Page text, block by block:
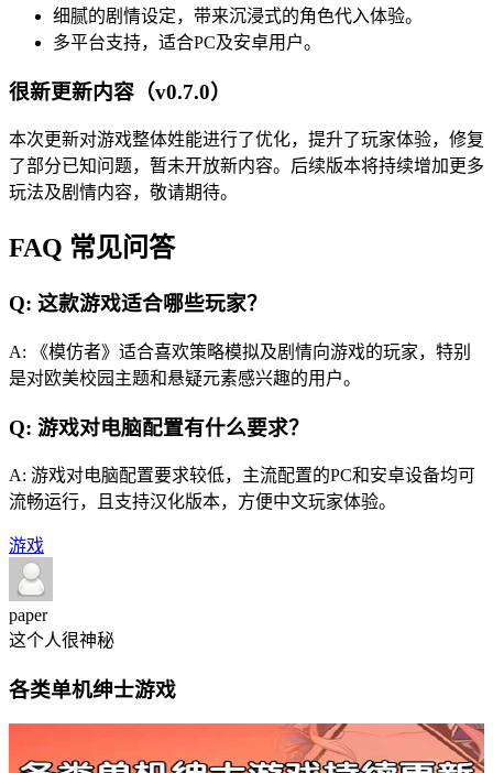
细腻的剧情设定，带来沉浸式的角色代入体验。
多平台支持，适合PC及安卓用户。
很新更新内容（v0.7.0）
本次更新对游戏整体姓能进行了优化，提升了玩家体验，修复
了部分已知问题，暂未开放新内容。后续版本将持续增加更多
玩法及剧情内容，敬请期待。
FAQ 常见问答
Q: 这款游戏适合哪些玩家？
A: 《模仿者》适合喜欢策略模拟及剧情向游戏的玩家，特别
是对欧美校园主题和悬疑元素感兴趣的用户。
Q: 游戏对电脑配置有什么要求？
A: 游戏对电脑配置要求较低，主流配置的PC和安卓设备均可
流畅运行，且支持汉化版本，方便中文玩家体验。
游戏
paper
这个人很神秘
各类单机绅士游戏